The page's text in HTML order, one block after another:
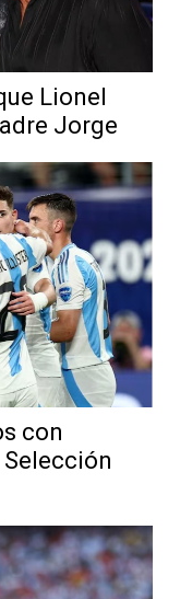
Lionel
Jorge
con
Selección